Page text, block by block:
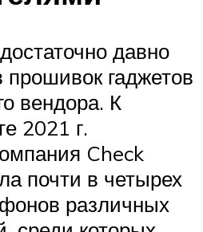
давно
прошивок гаджетов
вендора. К
2021 г.
Check
почти в четырех
различных